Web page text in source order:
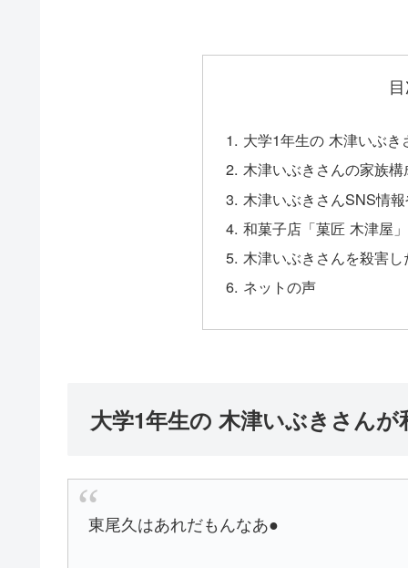
大学1年生の 木津いぶ
木津いぶきさんの家族
木津いぶきさんSNS情
和菓子店「菓匠 木津屋
木津いぶきさんを殺害
ネットの声
大学1年生の 木津いぶきさん
東尾久はあれだもんなあ●